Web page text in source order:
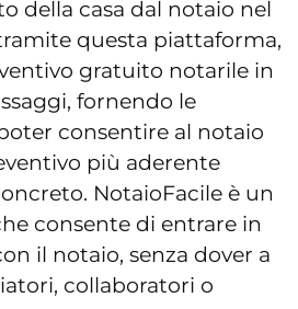
della casa dal notaio nel
questa piattaforma,
gratuito notarile in
fornendo le
consentire al notaio
più aderente
NotaioFacile è un
consente di entrare in
il notaio, senza dover a
collaboratori o